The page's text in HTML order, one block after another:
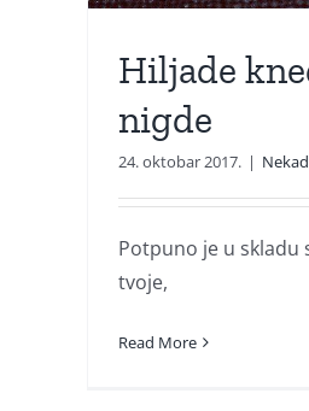
Hiljade
nigde
24. oktobar 2017. |
Potpuno je u skladu
tvoje,
Read More